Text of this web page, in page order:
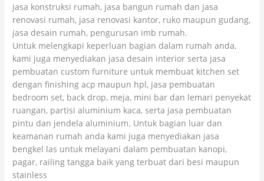
jasa konstruksi rumah, jasa bangun rumah dan jasa
renovasi rumah, jasa renovasi kantor, ruko maupun gudang,
jasa desain rumah, pengurusan imb rumah.
Untuk melengkapi keperluan bagian dalam rumah anda,
kami juga menyediakan jasa desain interior serta jasa
pembuatan custom furniture untuk membuat kitchen set
dengan finishing acp maupun hpl, jasa pembuatan
bedroom set, back drop, meja, mini bar dan lemari penyekat
ruangan, partisi aluminium kaca, serta jasa pembuatan
pintu dan jendela aluminium. Untuk bagian luar dan
keamanan rumah anda kami juga menyediakan jasa
bengkel las untuk melayani dalam pembuatan kanopi,
pagar, railing tangga baik yang terbuat dari besi maupun
stainless